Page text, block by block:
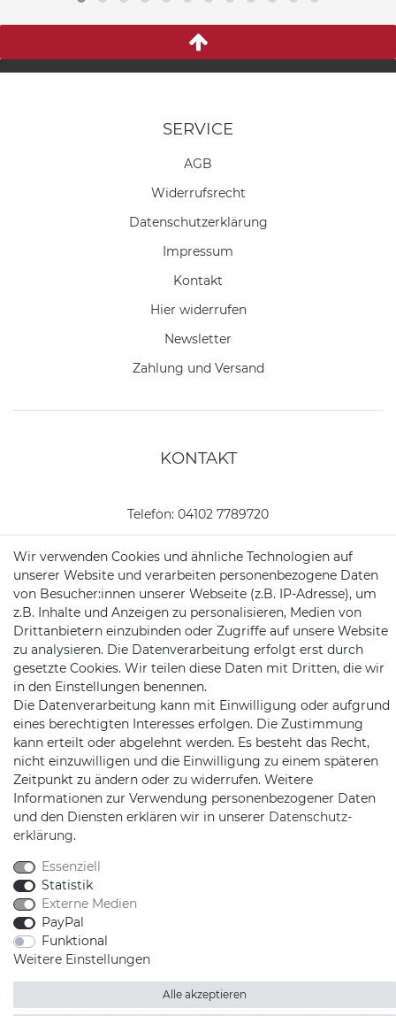
SERVICE
AGB
Widerrufs­recht
Daten­schutz­erklärung
Impressum
Kontakt
Hier widerrufen
Newsletter
Zahlung und Versand
KONTAKT
Telefon: 04102 7789720
Mail:
kundenservice@motionandsports.de
Jochim-Klindt-Str. 5
22926 Ahrensburg
Schnellversand auf Facebook
Schnellversand auf Twitter
Schnellversand auf YouTube
Schnellversand auf
Schnellversand
2026 Schnellversand
*Alle Preise inkl. MwSt., zzgl. Versandkosten
Wir verwenden Cookies und ähnliche Technologien auf
unserer Website und verarbeiten personenbezogene Daten
von Besucher:innen unserer Webseite (z.B. IP-Adresse), um
z.B. Inhalte und Anzeigen zu personalisieren, Medien von
Drittanbietern einzubinden oder Zugriffe auf unsere Website
zu analysieren. Die Datenverarbeitung erfolgt erst durch
gesetzte Cookies. Wir teilen diese Daten mit Dritten, die wir
in den Einstellungen benennen.
Die Datenverarbeitung kann mit Einwilligung oder aufgrund
eines berechtigten Interesses erfolgen. Die Zustimmung
kann erteilt oder abgelehnt werden. Es besteht das Recht,
nicht einzuwilligen und die Einwilligung zu einem späteren
Zeitpunkt zu ändern oder zu widerrufen. Weitere
Informationen zur Verwendung personenbezogener Daten
und den Diensten erklären wir in unserer Daten­schutz­
erklärung.
Essenziell
Statistik
Externe Medien
PayPal
Funktional
Weitere Einstellungen
Alle akzeptieren